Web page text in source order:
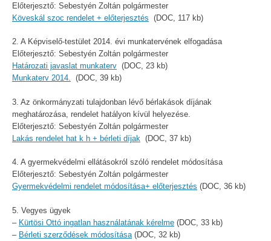
Előterjesztő: Sebestyén Zoltán polgármester
Köveskál szoc rendelet + előterjesztés (DOC, 117 kb)
2. A Képviselő-testület 2014. évi munkatervének elfogadása
Előterjesztő: Sebestyén Zoltán polgármester
Határozati javaslat munkaterv (DOC, 23 kb)
Munkaterv 2014. (DOC, 39 kb)
3. Az önkormányzati tulajdonban lévő bérlakások díjának
meghatározása, rendelet hatályon kívül helyezése.
Előterjesztő: Sebestyén Zoltán polgármester
Lakás rendelet hat k h + bérleti díjak (DOC, 37 kb)
4. A gyermekvédelmi ellátásokról szóló rendelet módosítása
Előterjesztő: Sebestyén Zoltán polgármester
Gyermekvédelmi rendelet módosítása+ előterjesztés (DOC, 36 kb)
5. Vegyes ügyek
– Kürtösi Ottó ingatlan használatának kérelme (DOC, 33 kb)
– Bérleti szerződések módosítása (DOC, 32 kb)